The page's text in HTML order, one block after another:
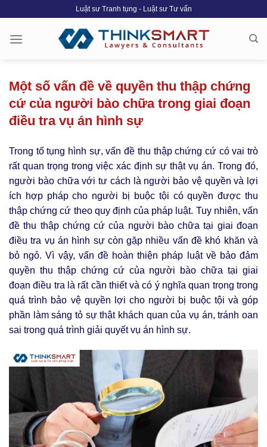
content
Luật sư Tranh tụng - Luật sư Tư vấn
Một số vấn đề về quyền thu thập chứng
cứ của người bào chữa trong giai đoạn
điều tra vụ án hình sự
Trong tố tụng hình sự, vấn đề thu thập chứng cứ có vai trò
rất quan trọng trong việc xác định sự thật vụ án. Trong đó,
người bào chữa với tư cách là người bảo vệ quyền và lợi
ích hợp pháp cho người bị buộc tội có quyền được thu
thập chứng cứ theo quy định của pháp luật. Tuy nhiên, vấn
đề thu thập chứng cứ của người bào chữa tại giai đoạn
điều tra vụ án hình sự còn gặp nhiều vấn đề khó khăn và
bỏ ngỏ. Vì vậy, vấn đề hoàn thiện pháp luật về bảo đảm
quyền thu thập chứng cứ của người bào chữa tại giai
đoạn điều tra là rất cần thiết và có ý nghĩa quan trọng trong
quá trình bảo vệ quyền lợi cho người bị buộc tội và góp
phần làm sáng tỏ sự thật khách quan của vụ án, tránh oan
sai trong quá trình giải quyết vụ án hình sự.